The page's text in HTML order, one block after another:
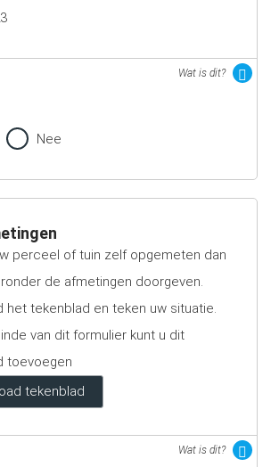
Wat is dit?
Nee
perceel of tuin zelf opgemeten dan
de afmetingen doorgeven.
het tekenblad en teken uw situatie.
van dit formulier kunt u dit
toevoegen
tekenblad
Wat is dit?